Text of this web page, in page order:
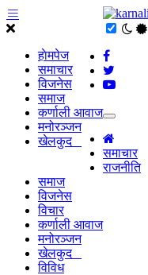
हाेमपेज
समाचार
विजनेस
समाज
कर्णाली आवाज
मनोरञ्जन
खेलकुद
समाचार
राजनीति
समाज
विजनेस
विचार
कर्णाली आवाज
मनोरञ्जन
खेलकुद
विविध